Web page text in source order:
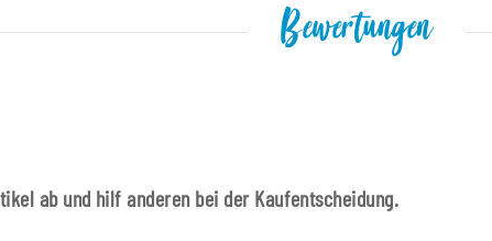
Bewertungen
ab und hilf anderen bei der Kaufentscheidung.